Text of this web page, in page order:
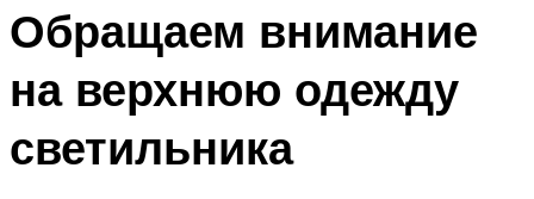
Обращаем внимание
на верхнюю одежду
светильника